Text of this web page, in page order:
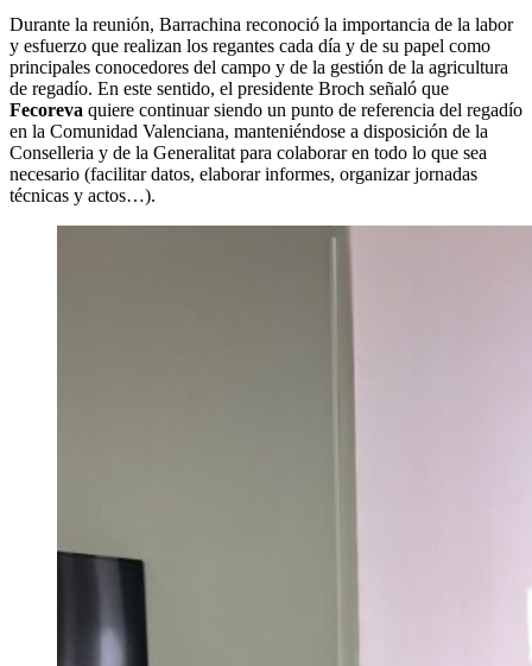
Durante la reunión, Barrachina reconoció la importancia de la labor
y esfuerzo que realizan los regantes cada día y de su papel como
principales conocedores del campo y de la gestión de la agricultura
de regadío. En este sentido, el presidente Broch señaló que
Fecoreva quiere continuar siendo un punto de referencia del regadío
en la Comunidad Valenciana, manteniéndose a disposición de la
Conselleria y de la Generalitat para colaborar en todo lo que sea
necesario (facilitar datos, elaborar informes, organizar jornadas
técnicas y actos…).